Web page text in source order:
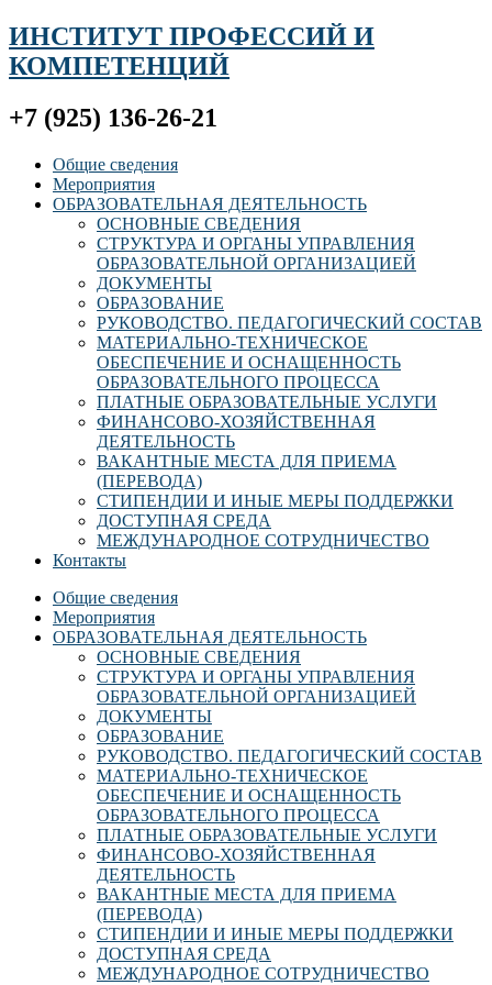
ИНСТИТУТ ПРОФЕССИЙ И
КОМПЕТЕНЦИЙ
+7 (925) 136-26-21
Общие сведения
Мероприятия
ОБРАЗОВАТЕЛЬНАЯ ДЕЯТЕЛЬНОСТЬ
ОСНОВНЫЕ СВЕДЕНИЯ
СТРУКТУРА И ОРГАНЫ УПРАВЛЕНИЯ
ОБРАЗОВАТЕЛЬНОЙ ОРГАНИЗАЦИЕЙ
ДОКУМЕНТЫ
ОБРАЗОВАНИЕ
РУКОВОДСТВО. ПЕДАГОГИЧЕСКИЙ СОСТАВ
МАТЕРИАЛЬНО-ТЕХНИЧЕСКОЕ
ОБЕСПЕЧЕНИЕ И ОСНАЩЕННОСТЬ
ОБРАЗОВАТЕЛЬНОГО ПРОЦЕССА
ПЛАТНЫЕ ОБРАЗОВАТЕЛЬНЫЕ УСЛУГИ
ФИНАНСОВО-ХОЗЯЙСТВЕННАЯ
ДЕЯТЕЛЬНОСТЬ
ВАКАНТНЫЕ МЕСТА ДЛЯ ПРИЕМА
(ПЕРЕВОДА)
СТИПЕНДИИ И ИНЫЕ МЕРЫ ПОДДЕРЖКИ
ДОСТУПНАЯ СРЕДА
МЕЖДУНАРОДНОЕ СОТРУДНИЧЕСТВО
Контакты
Общие сведения
Мероприятия
ОБРАЗОВАТЕЛЬНАЯ ДЕЯТЕЛЬНОСТЬ
ОСНОВНЫЕ СВЕДЕНИЯ
СТРУКТУРА И ОРГАНЫ УПРАВЛЕНИЯ
ОБРАЗОВАТЕЛЬНОЙ ОРГАНИЗАЦИЕЙ
ДОКУМЕНТЫ
ОБРАЗОВАНИЕ
РУКОВОДСТВО. ПЕДАГОГИЧЕСКИЙ СОСТАВ
МАТЕРИАЛЬНО-ТЕХНИЧЕСКОЕ
ОБЕСПЕЧЕНИЕ И ОСНАЩЕННОСТЬ
ОБРАЗОВАТЕЛЬНОГО ПРОЦЕССА
ПЛАТНЫЕ ОБРАЗОВАТЕЛЬНЫЕ УСЛУГИ
ФИНАНСОВО-ХОЗЯЙСТВЕННАЯ
ДЕЯТЕЛЬНОСТЬ
ВАКАНТНЫЕ МЕСТА ДЛЯ ПРИЕМА
(ПЕРЕВОДА)
СТИПЕНДИИ И ИНЫЕ МЕРЫ ПОДДЕРЖКИ
ДОСТУПНАЯ СРЕДА
МЕЖДУНАРОДНОЕ СОТРУДНИЧЕСТВО